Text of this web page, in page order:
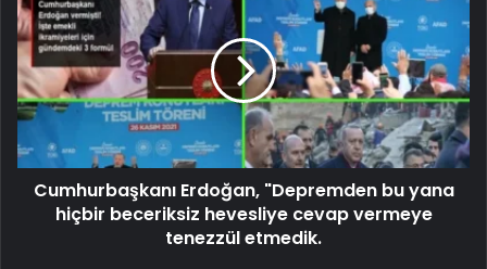
Cumhurbaşkanı Erdoğan, "Depremden bu yana
hiçbir beceriksiz hevesliye cevap vermeye
tenezzül etmedik.